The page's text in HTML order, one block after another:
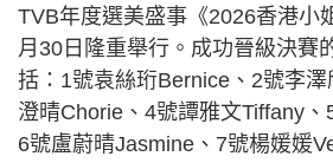
TVB年度選美盛事《2026香港小
月30日隆重舉行。成功晉級決賽
括：1號袁絲珩Bernice、2號李
澄晴Chorie、4號譚雅文Tiffany、
6號盧蔚晴Jasmine、7號楊媛媛